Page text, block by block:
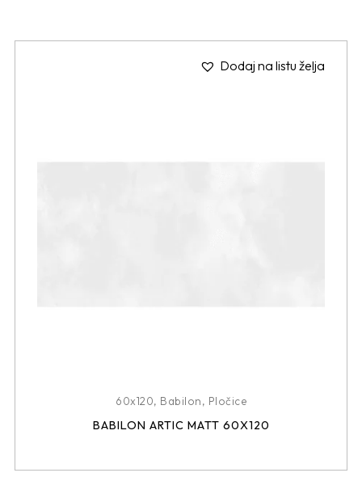
Dodaj na listu želja
60x120, Babilon, Pločice
BABILON ARTIC MATT 60X120